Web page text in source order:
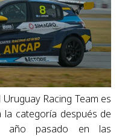
Racing Team es
la categoría después de
año pasado en las